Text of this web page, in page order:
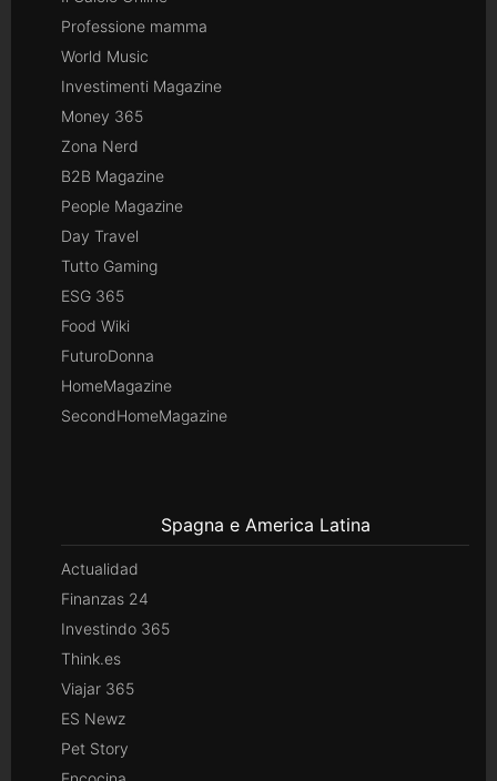
Professione mamma
World Music
Investimenti Magazine
Money 365
Zona Nerd
B2B Magazine
People Magazine
Day Travel
Tutto Gaming
ESG 365
Food Wiki
FuturoDonna
HomeMagazine
SecondHomeMagazine
Spagna e America Latina
Actualidad
Finanzas 24
Investindo 365
Think.es
Viajar 365
ES Newz
Pet Story